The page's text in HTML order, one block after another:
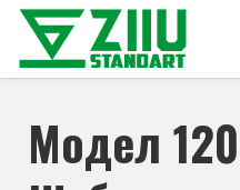
Модел